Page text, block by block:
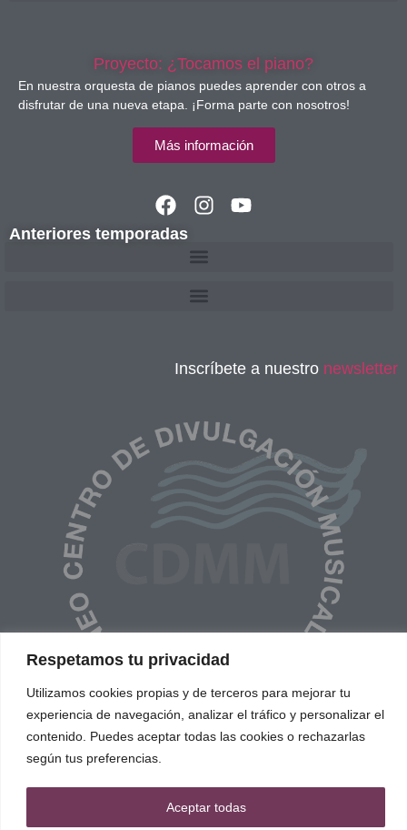
Respetamos tu privacidad
Utilizamos cookies propias y de terceros para mejorar tu
experiencia de navegación, analizar el tráfico y personalizar el
contenido. Puedes aceptar todas las cookies o rechazarlas
según tus preferencias.
Aceptar todas
Proyecto: ¿Tocamos el piano?
En nuestra orquesta de pianos puedes aprender con otros a
disfrutar de una nueva etapa. ¡Forma parte con nosotros!
Más información
Anteriores temporadas
Inscríbete a nuestro newsletter